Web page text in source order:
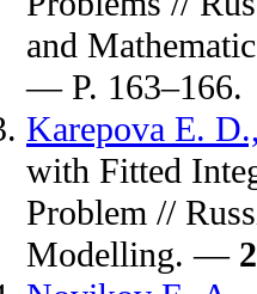
and
— P. 163–166.
Karepova E.
with Fitted
Problem //
Modelling. —